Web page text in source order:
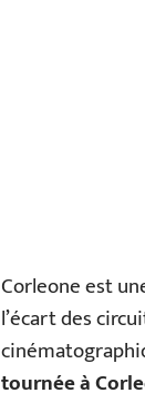
Corleone est
l’écart des
tournée à